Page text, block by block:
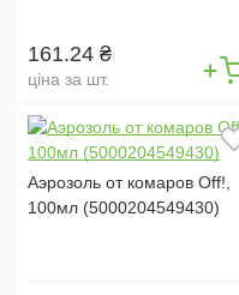
161.24 ₴
ціна за шт.
Аэрозоль от комаров Off!,
100мл (5000204549430)